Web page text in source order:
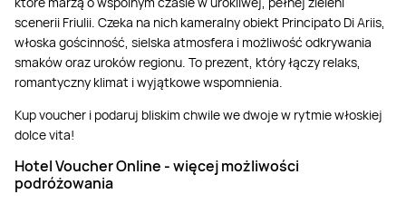
scenerii Friulii. Czeka na nich kameralny obiekt Principato Di Ariis,
włoska gościnność, sielska atmosfera i możliwość odkrywania
smaków oraz uroków regionu. To prezent, który łączy relaks,
romantyczny klimat i wyjątkowe wspomnienia.
Kup voucher i podaruj bliskim chwile we dwoje w rytmie włoskiej
dolce vita!
Hotel Voucher Online -więcej możliwości
podróżowania